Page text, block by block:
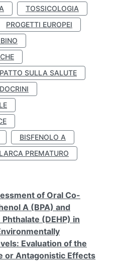
TOSSICOLOGIA
PROGETTI EUROPEI
SULLA SALUTE
BISFENOLO A
PREMATURO
of Oral Co-
A (BPA) and
(DEHP) in
Evaluation of the
or Antagonistic Effects